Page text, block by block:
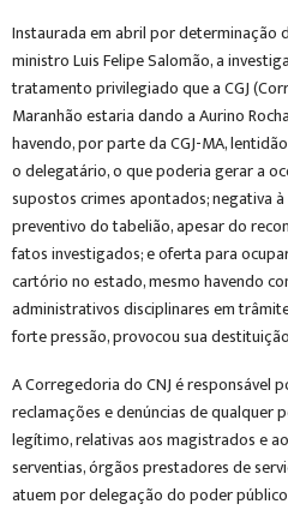
Instaurada em abril por determinação
ministro Luis Felipe Salomão, a
tratamento privilegiado que a CGJ
Maranhão estaria dando a Aurino
havendo, por parte da CGJ-MA,
o delegatário, o que poderia gerar a
supostos crimes apontados; negativa
preventivo do tabelião, apesar do
fatos investigados; e oferta para
cartório no estado, mesmo havendo
administrativos disciplinares em
forte pressão, provocou sua
A Corregedoria do CNJ é responsável
reclamações e denúncias de qualquer
legítimo, relativas aos magistrados e
serventias, órgãos prestadores de
atuem por delegação do poder